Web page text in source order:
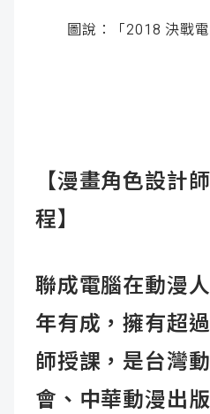
圖說：「2018 決戰
【漫畫角色設計
程】
聯成電腦在動漫
年有成，擁有超
師授課，是台灣
會、中華動漫出